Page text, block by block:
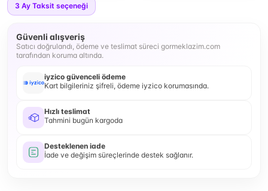
3 Ay Taksit seçeneği
Güvenli alışveriş
Satıcı doğrulandı, ödeme ve teslimat süreci gormeklazim.com
tarafından koruma altında.
iyzico güvenceli ödeme
Kart bilgileriniz şifreli, ödeme iyzico korumasında.
Hızlı teslimat
Tahmini bugün kargoda
Desteklenen iade
İade ve değişim süreçlerinde destek sağlanır.